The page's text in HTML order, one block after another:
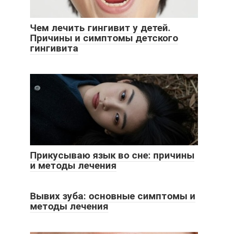
Чем лечить гингивит у детей.
Причины и симптомы детского
гингивита
Прикусываю язык во сне: причины
и методы лечения
Вывих зуба: основные симптомы и
методы лечения